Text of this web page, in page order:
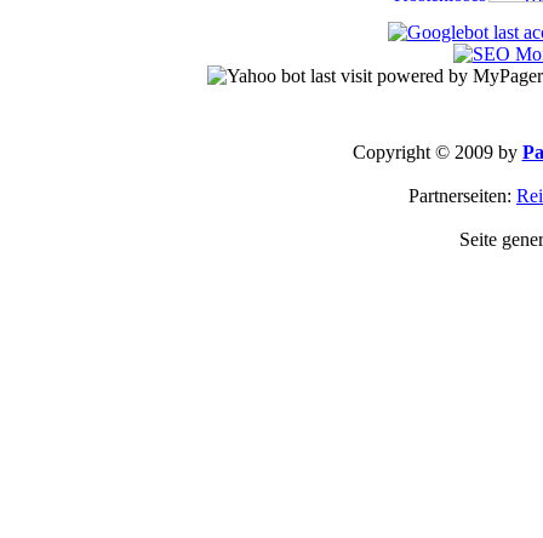
Copyright © 2009 by
Partnerseiten:
Seite